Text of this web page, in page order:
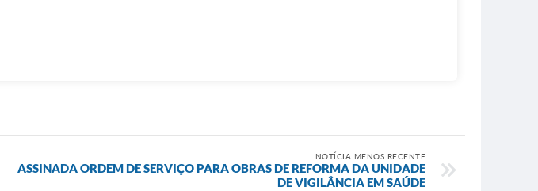
NOTÍCIA MENOS RECENTE
ASSINADA ORDEM DE SERVIÇO PARA OBRAS DE REFORMA DA UNIDADE
DE VIGILÂNCIA EM SAÚDE